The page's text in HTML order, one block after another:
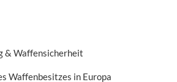
& Waffensicherheit
Waffenbesitzes in Europa